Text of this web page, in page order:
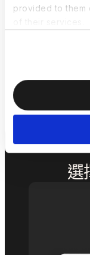
provided to them
嵌入式
企業級
選